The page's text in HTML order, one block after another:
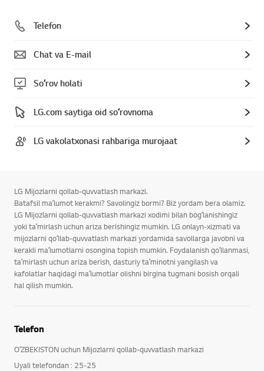
Telefon
Chat va E-mail
Soʻrov holati
LG.com saytiga oid soʻrovnoma
LG vakolatxonasi rahbariga murojaat
LG Mijozlarni qollab-quvvatlash markazi.
Batafsil maʼlumot kerakmi? Savolingiz bormi? Biz yordam bera olamiz.
LG Mijozlarni qollab-quvvatlash markazi xodimi bilan bogʻlanishingiz
yoki taʼmirlash uchun ariza berishingiz mumkin. LG onlayn-xizmati va
mijozlarni qoʻllab-quvvatlash markazi yordamida savollarga javobni va
kerakli maʼlumotlarni osongina topish mumkin. Foydalanish qoʻllanmasi,
taʼmirlash uchun ariza berish, dasturiy taʼminotni yangilash va
kafolatlar haqidagi maʼlumotlar olishni birgina tugmani bosish orqali
hal qilish mumkin.
Telefon
OʻZBEKISTON uchun Mijozlarni qollab-quvvatlash markazi
Uyali telefondan : 25-25